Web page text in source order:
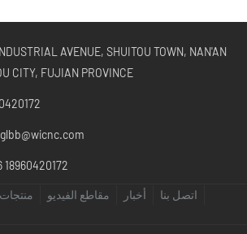
CITY, FUJIAN PROVINCE
18960420172
منتجات مقاطع الفيديو أخبار
اتصل بنا